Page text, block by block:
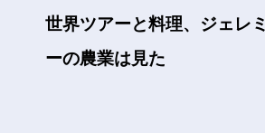
世界ツアーと料理、ジェレミ
ーの農業は見た